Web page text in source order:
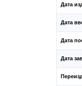
Дата
Дата
Дата
Дата